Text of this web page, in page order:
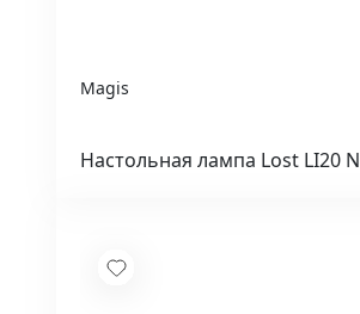
Magis
Настольная лампа Lost LI20 N